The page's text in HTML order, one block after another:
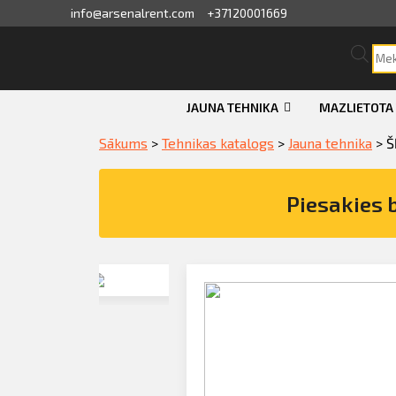
info@arsenalrent.com +37120001669
atlikumi objektos
JAUNA TEHNIKA
Sākums > Tehnikas katalogs > Jauna tehnika >
Piesakies
Pieteikties konsultācijai par